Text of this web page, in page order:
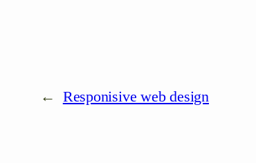
← Responisive web design